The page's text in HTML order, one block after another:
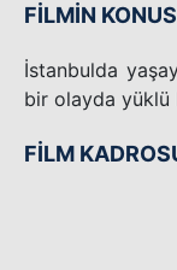
FİLMİN
İstanbulda
bir olayda yüklü
FİLM